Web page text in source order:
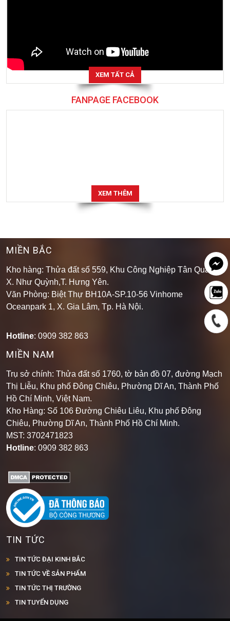
XEM TẤT CẢ
FANPAGE FACEBOOK
XEM THÊM
MIỀN BẮC
Kho hàng: Thửa đất số 559, Khu Công Nghiệp Tân Quang,
X. Như Quỳnh,T. Hưng Yên.
Văn Phòng: Biệt Thự BH10A-SP.10-56 Vinhome
Oceanpark 1, X. Gia Lâm, Tp. Hà Nội.
Hotline: 0909 382 863
MIỀN NAM
Trụ sở chính: Thửa đất số 1760, tờ bản đồ 07, đường Mạch
Thị Liễu, Khu phố Đông Chiêu, Phường Dĩ An, Thành Phố
Hồ Chí Minh, Việt Nam.
Kho Hàng: Số 106 Đường Chiêu Liêu, Khu phố Đông
Chiêu, Phường Dĩ An, Thành Phố Hồ Chí Minh.
MST: 3702471823
Hotline: 0909 382 863
TIN TỨC
TIN TỨC ĐẠI KINH BẮC
TIN TỨC VỀ SẢN PHẨM
TIN TỨC THỊ TRƯỜNG
TIN TUYỂN DỤNG